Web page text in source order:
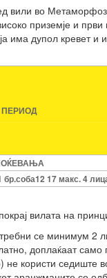
вили во
приземје и
има дупол кревет и
ПЕРИОД
17 макс. 4
вилата на
се минимум 2
доплаќаат
користи седиште